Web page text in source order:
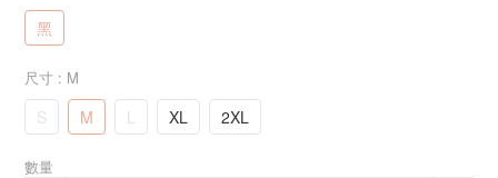
黑
尺寸 : M
S M L XL 2XL
數量